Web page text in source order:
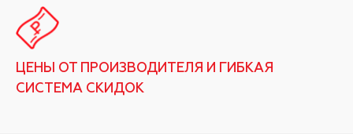
ЦЕНЫ ОТ ПРОИЗВОДИТЕЛЯ И ГИБКАЯ
СИСТЕМА СКИДОК